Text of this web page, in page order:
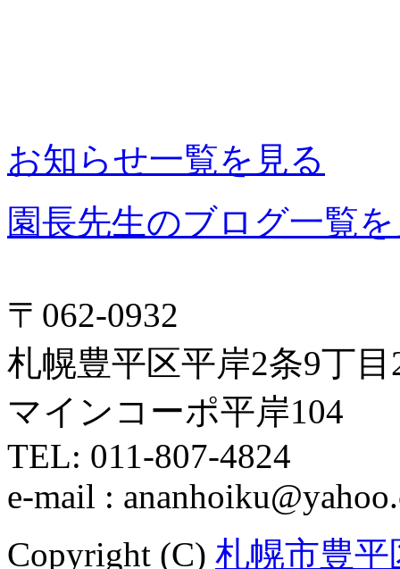
お知らせ一覧を見る
園長先生のブログ一覧
〒062-0932
札幌豊平区平岸2条9丁目
マインコーポ平岸104
TEL: 011-807-4824
e-mail :
Copyright (C) 札幌市豊